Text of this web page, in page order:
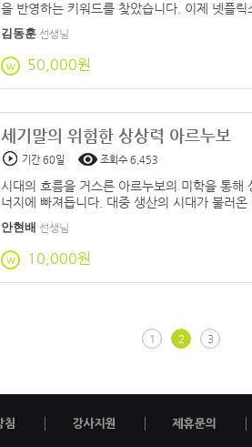
을 반영하는 키워드를 찾았습니다. 이제 넷플릭
김동훈 선생님
50,000원
세기말의 위험한 상상력 아르누보
기간 60일 조회수 6,453
시대의 흐름을 거스른 아르누보의 미학을 통해
너지에 빠져듭니다. 대중 생산의 시대가 불러
안현배 선생님
10,000원
1 2 3